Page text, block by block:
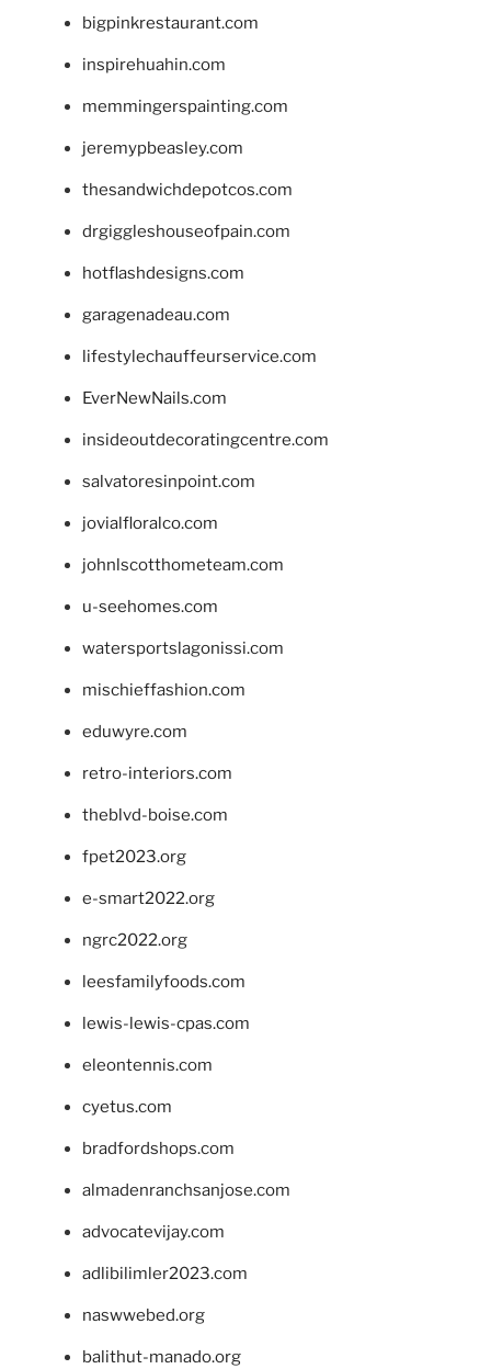
bigpinkrestaurant.com
inspirehuahin.com
memmingerspainting.com
jeremypbeasley.com
thesandwichdepotcos.com
drgiggleshouseofpain.com
hotflashdesigns.com
garagenadeau.com
lifestylechauffeurservice.com
EverNewNails.com
insideoutdecoratingcentre.com
salvatoresinpoint.com
jovialfloralco.com
johnlscotthometeam.com
u-seehomes.com
watersportslagonissi.com
mischieffashion.com
eduwyre.com
retro-interiors.com
theblvd-boise.com
fpet2023.org
e-smart2022.org
ngrc2022.org
leesfamilyfoods.com
lewis-lewis-cpas.com
eleontennis.com
cyetus.com
bradfordshops.com
almadenranchsanjose.com
advocatevijay.com
adlibilimler2023.com
naswwebed.org
balithut-manado.org